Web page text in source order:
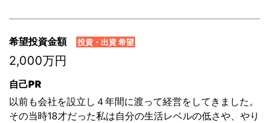
希望投資金額 投資・出資 希望
2,000万円
自己PR
以前も会社を設立し４年間に渡って経営をしてきました。
その当時18才だった私は自分の生活レベルの低さや、やり